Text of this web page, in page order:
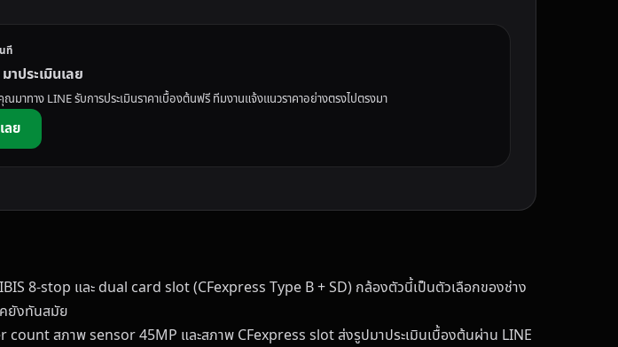
ที
ประเมินเลย
มาทาง LINE รับการประเมินราคาเบื้องต้นฟรี ทีมงานแจ้งแนวราคาอย่างตรงไปตรงมา
ลย
8-stop และ dual card slot (CFexpress Type B + SD) กล้องตัวนี้เป็นตัวเลือกของช่าง
คยังทันสมัย
สภาพ sensor 45MP และสภาพ CFexpress slot ส่งรูปมาประเมินเบื้องต้นผ่าน LINE